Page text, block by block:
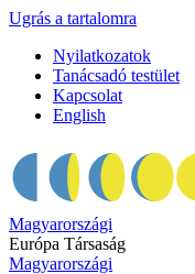
Ugrás a tartalomra
Nyilatkozatok
Tanácsadó testület
Kapcsolat
English
Magyarországi
Európa Társaság
Magyarországi